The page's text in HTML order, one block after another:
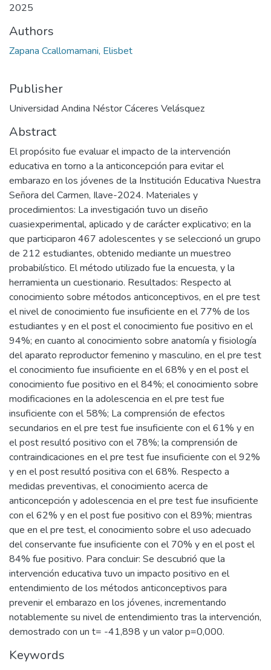
2025
Authors
Zapana Ccallomamani, Elisbet
Publisher
Universidad Andina Néstor Cáceres Velásquez
Abstract
El propósito fue evaluar el impacto de la intervención
educativa en torno a la anticoncepción para evitar el
embarazo en los jóvenes de la Institución Educativa Nuestra
Señora del Carmen, Ilave-2024. Materiales y
procedimientos: La investigación tuvo un diseño
cuasiexperimental, aplicado y de carácter explicativo; en la
que participaron 467 adolescentes y se seleccionó un grupo
de 212 estudiantes, obtenido mediante un muestreo
probabilístico. El método utilizado fue la encuesta, y la
herramienta un cuestionario. Resultados: Respecto al
conocimiento sobre métodos anticonceptivos, en el pre test
el nivel de conocimiento fue insuficiente en el 77% de los
estudiantes y en el post el conocimiento fue positivo en el
94%; en cuanto al conocimiento sobre anatomía y fisiología
del aparato reproductor femenino y masculino, en el pre test
el conocimiento fue insuficiente en el 68% y en el post el
conocimiento fue positivo en el 84%; el conocimiento sobre
modificaciones en la adolescencia en el pre test fue
insuficiente con el 58%; La comprensión de efectos
secundarios en el pre test fue insuficiente con el 61% y en
el post resultó positivo con el 78%; la comprensión de
contraindicaciones en el pre test fue insuficiente con el 92%
y en el post resultó positiva con el 68%. Respecto a
medidas preventivas, el conocimiento acerca de
anticoncepción y adolescencia en el pre test fue insuficiente
con el 62% y en el post fue positivo con el 89%; mientras
que en el pre test, el conocimiento sobre el uso adecuado
del conservante fue insuficiente con el 70% y en el post el
84% fue positivo. Para concluir: Se descubrió que la
intervención educativa tuvo un impacto positivo en el
entendimiento de los métodos anticonceptivos para
prevenir el embarazo en los jóvenes, incrementando
notablemente su nivel de entendimiento tras la intervención,
demostrado con un t= -41,898 y un valor p=0,000.
Keywords